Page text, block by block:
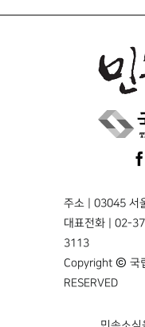
주소 | 03045 서
대표전화 | 02-
3113
Copyright © 국
RESERVED